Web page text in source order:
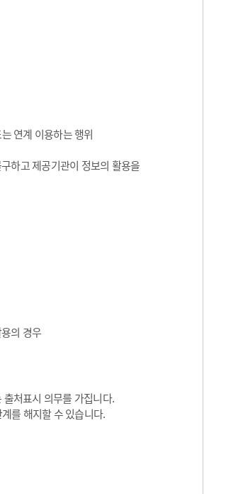
연계 이용하는 행위
하고 제공기관이 정보의 활용을
의 경우
처표시 의무를 가집니다.
를 해지할 수 있습니다.